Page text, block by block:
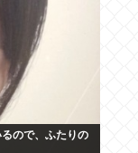
ので、ふたりの